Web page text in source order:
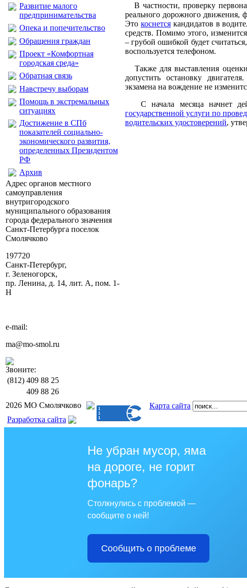
Развитие малого
предпринимательства
Опека и попечительство
Обращения граждан
Проект «Комфортная
городская среда»
Обратная связь
Навстречу выборам
Помощь в экстремальных
ситуациях
Достижение в СПб
показателей социально-
экономического развития,
определенных Президентом
РФ
Архив
Адрес органов местного
самоуправления
внутригородского
муниципального образования
города федерального значения
Санкт-Петербурга поселок
Смолячково
197720
Санкт-Петербург,
г. Зеленогорск,
пр. Ленина, д. 14, лит. А, пом. 1-
Н
e-mail:
ma@mo-smol.ru
Звоните:
(812) 409 88 25
409 88 26
В частности, проверку
реального дорожного движения,
Это коснетсякандидатов в
средств. Помимо этого,
– грубой ошибкой будет
воспользуется телефоном.
Также для выставления оценки
допустить остановку
экзамена на вождение не
С начала месяца начнет
государственной услуги по
водительских удостоверений,
2026 МО Смолячково
Карта сайта
Разработка сайта
Не убран мусор, яма
на дороге, не горит
фонарь?
Столкнулись с проблемой —
сообщите о ней!
Сообщить о проблеме